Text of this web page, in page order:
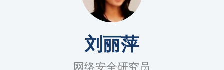
刘丽萍
网络安全研究员